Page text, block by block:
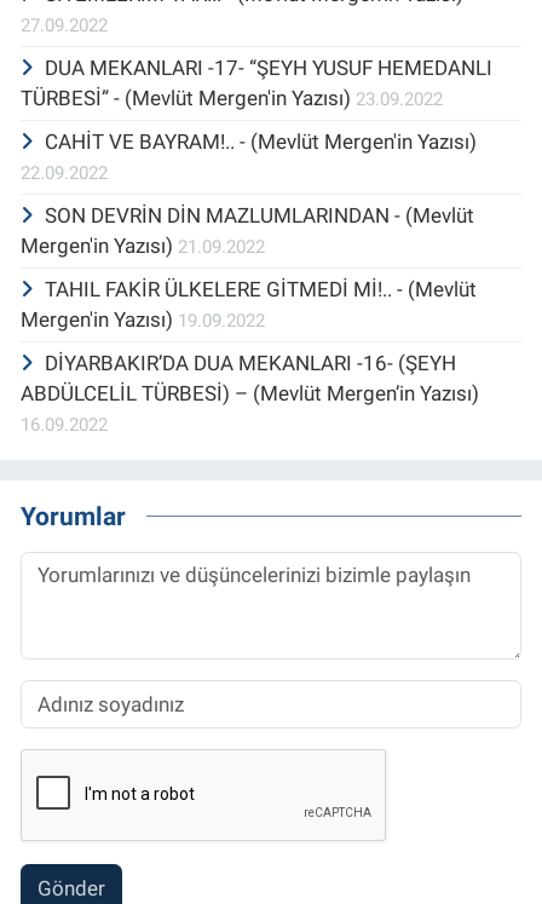
27.09.2022
DUA MEKANLARI -17- “ŞEYH YUSUF HEMEDANLI
TÜRBESİ” - (Mevlüt Mergen'in Yazısı) 23.09.2022
CAHİT VE BAYRAM!.. - (Mevlüt Mergen'in Yazısı)
22.09.2022
SON DEVRİN DİN MAZLUMLARINDAN - (Mevlüt
Mergen'in Yazısı) 21.09.2022
TAHIL FAKİR ÜLKELERE GİTMEDİ Mİ!.. - (Mevlüt
Mergen'in Yazısı) 19.09.2022
DİYARBAKIR’DA DUA MEKANLARI -16- (ŞEYH
ABDÜLCELİL TÜRBESİ) – (Mevlüt Mergen’in Yazısı)
16.09.2022
Yorumlar
Gönder